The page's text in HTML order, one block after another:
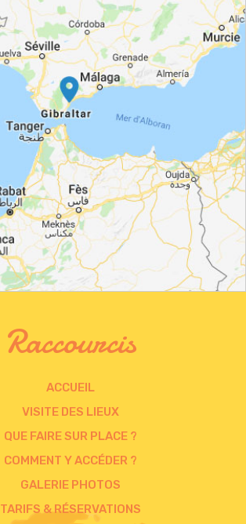
Raccourcis
ACCUEIL
VISITE DES LIEUX
QUE FAIRE SUR PLACE ?
COMMENT Y ACCÉDER ?
GALERIE PHOTOS
TARIFS & RÉSERVATIONS